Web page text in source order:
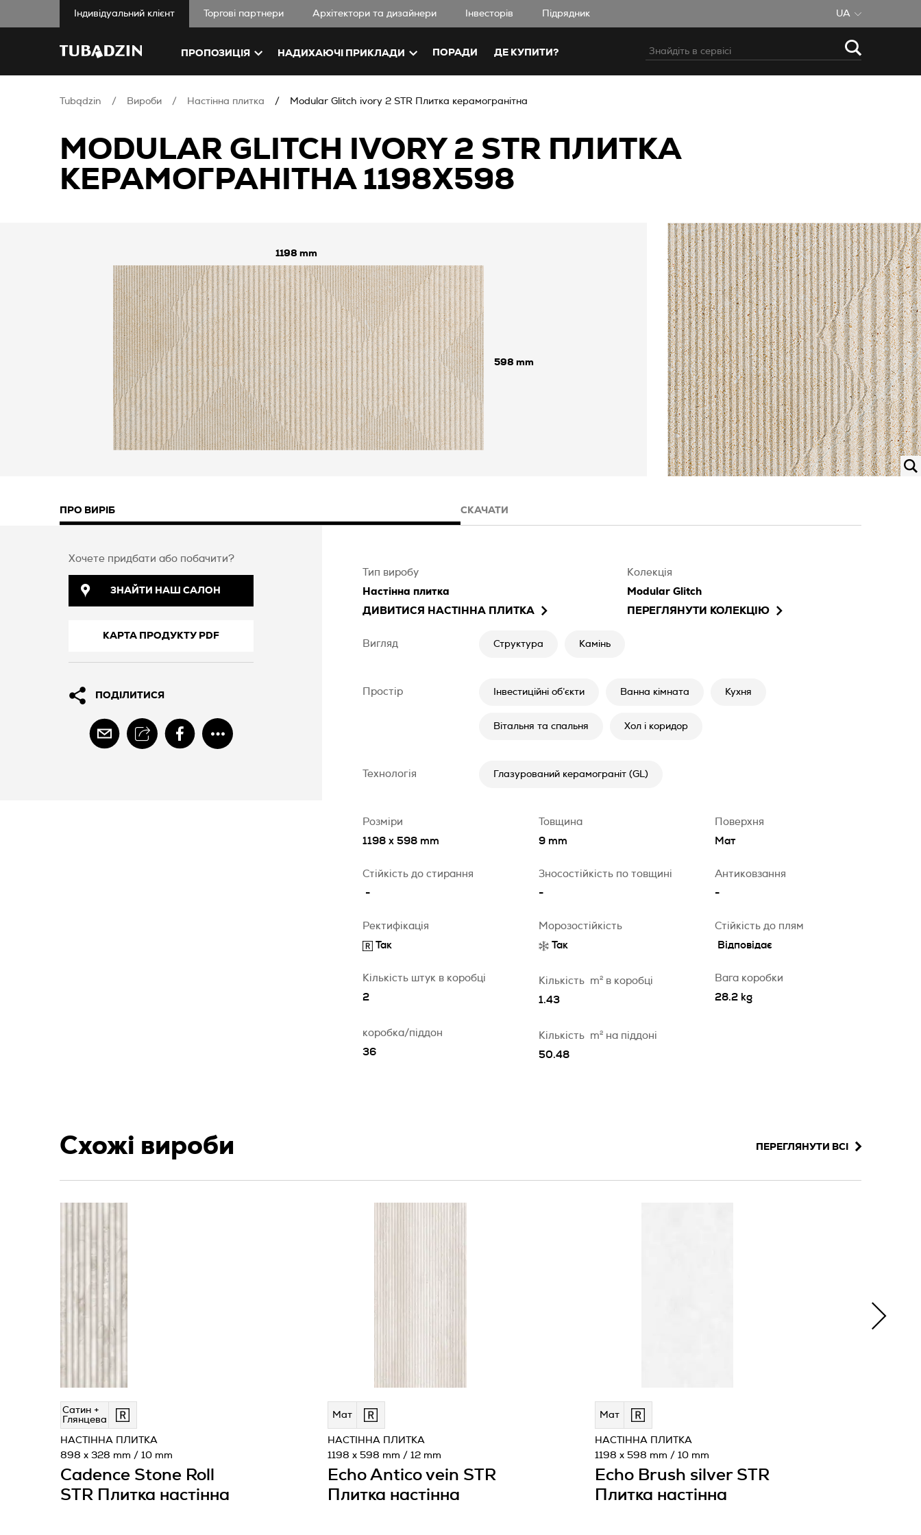
Iндивідуальний клієнт Торгові партнери Aрхітектори та дизайнери Iнвесторів Підрядник UA
ПРОПОЗИЦІЯ НАДИХАЮЧІ ПРИКЛАДИ ПОРАДИ ДЕ КУПИТИ?
Tubądzin Вироби Настінна плитка Modular Glitch ivory 2 STR Плитка керамогранітна
MODULAR GLITCH IVORY 2 STR ПЛИТКА
КЕРАМОГРАНІТНА 1198X598
1198
598
ПРО ВИРІБ СКАЧАТИ
Хочете придбати або побачити?
ЗНАЙТИ НАШ САЛОН
КАРТА ПРОДУКТУ PDF
ПОДІЛИТИСЯ
Тип виробу
Настінна плитка
ДИВИТИСЯ
НАСТІННА ПЛИТКА
Колекція
Modular Glitch
ПЕРЕГЛЯНУТИ КОЛЕКЦІЮ
Вигляд Структура Камінь
Простір Інвестиційні об’єкти Ванна кімната Кухня
Вітальня та спальня Хол і коридор
Технологія Глазурований керамограніт (GL)
Розміри
1198 x 598 mm
Товщина
9 mm
Поверхня
Мат
Стійкість до стирання
-
Зносостійкість по товщині
-
Антиковзання
-
Ректифікація
Так
Морозостійкість
Так
Стійкість до плям
Відповідає
Кількість штук в коробці
2
Кількість m2
в коробці
1.43
Вага коробки
28.2 kg
коробка/піддон
36
Кількість m2
на піддоні
50.48
Схожі вироби ПЕРЕГЛЯНУТИ ВСІ
Сатин +
Глянцева
Cadence Stone Roll
STR Плитка настінна
НАСТІННА ПЛИТКА
898 x 328 mm / 10 mm
Мат
Echo Antico vein STR
Плитка настінна
НАСТІННА ПЛИТКА
1198 x 598 mm / 12 mm
Мат
Echo Brush silver STR
Плитка настінна
НАСТІННА ПЛИТКА
1198 x 598 mm / 10 mm